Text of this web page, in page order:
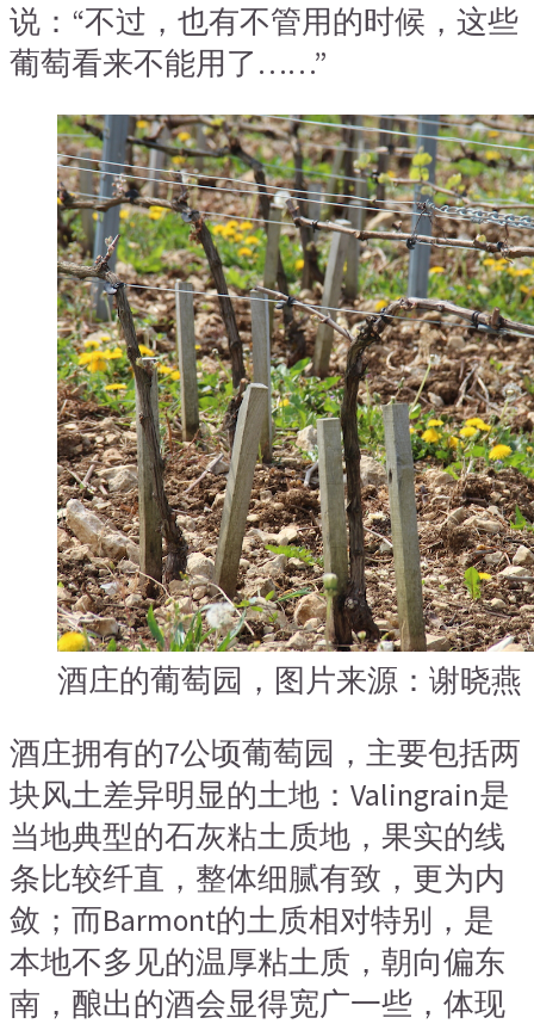
说：“不过，也有不管用的时候，这些
葡萄看来不能用了……”
酒庄的葡萄园，图片来源：谢晓燕
酒庄拥有的7公顷葡萄园，主要包括两
块风土差异明显的土地：Valingrain是
当地典型的石灰粘土质地，果实的线
条比较纤直，整体细腻有致，更为内
敛；而Barmont的土质相对特别，是
本地不多见的温厚粘土质，朝向偏东
南，酿出的酒会显得宽广一些，体现